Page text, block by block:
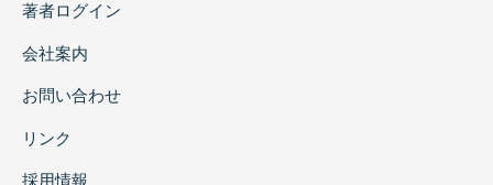
著者ログイン
会社案内
お問い合わせ
リンク
採用情報